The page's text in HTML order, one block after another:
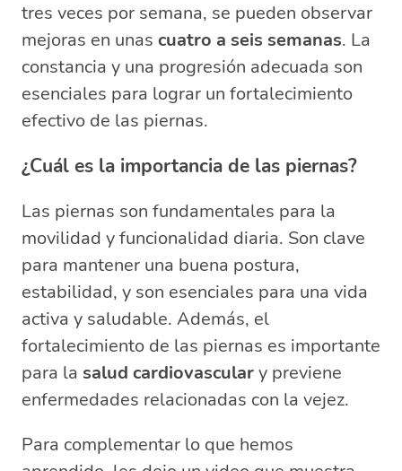
tres veces por semana, se pueden observar
mejoras en unas cuatro a seis semanas. La
constancia y una progresión adecuada son
esenciales para lograr un fortalecimiento
efectivo de las piernas.
¿Cuál es la importancia de las piernas?
Las piernas son fundamentales para la
movilidad y funcionalidad diaria. Son clave
para mantener una buena postura,
estabilidad, y son esenciales para una vida
activa y saludable. Además, el
fortalecimiento de las piernas es importante
para la salud cardiovasculary previene
enfermedades relacionadas con la vejez.
Para complementar lo que hemos